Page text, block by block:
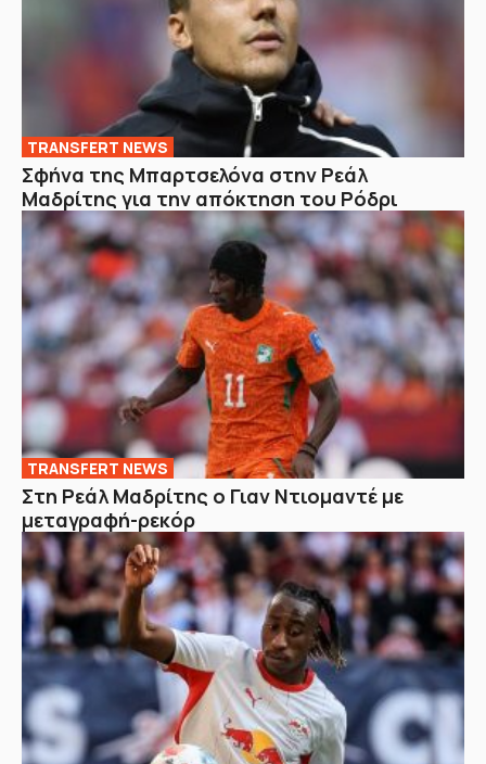
TRANSFERT NEWS
Σφήνα της Μπαρτσελόνα στην Ρεάλ
Μαδρίτης για την απόκτηση του Ρόδρι
TRANSFERT NEWS
Στη Ρεάλ Μαδρίτης ο Γιαν Ντιομαντέ με
μεταγραφή-ρεκόρ